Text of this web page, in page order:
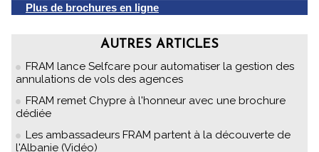
Plus de brochures en ligne
AUTRES ARTICLES
FRAM lance Selfcare pour automatiser la gestion des
annulations de vols des agences
FRAM remet Chypre à l'honneur avec une brochure
dédiée
Les ambassadeurs FRAM partent à la découverte de
l'Albanie (Vidéo)